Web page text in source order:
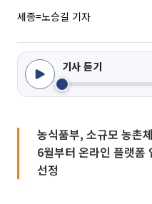
세종=노승길 기자
기사 듣기
농식품부, 소규모 농촌
6월부터 온라인 플랫
선정